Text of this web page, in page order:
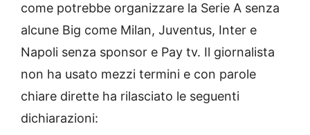
come potrebbe organizzare la Serie A senza
alcune Big come Milan, Juventus, Inter e
Napoli senza sponsor e Pay tv. Il giornalista
non ha usato mezzi termini e con parole
chiare dirette ha rilasciato le seguenti
dichiarazioni: